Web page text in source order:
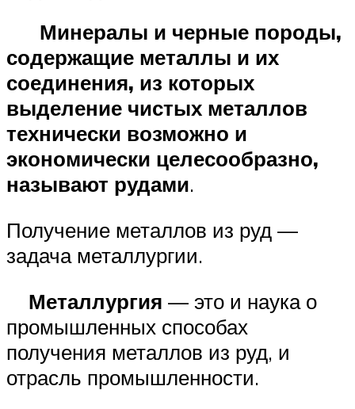
Минералы и черные породы,
содержащие металлы и их
соединения, из которых
выделение чистых металлов
технически возможно и
экономически целесообразно,
называют рудами.
Получение металлов из руд —
задача металлургии.
Металлургия — это и наука о
промышленных способах
получения металлов из руд, и
отрасль промышленности.